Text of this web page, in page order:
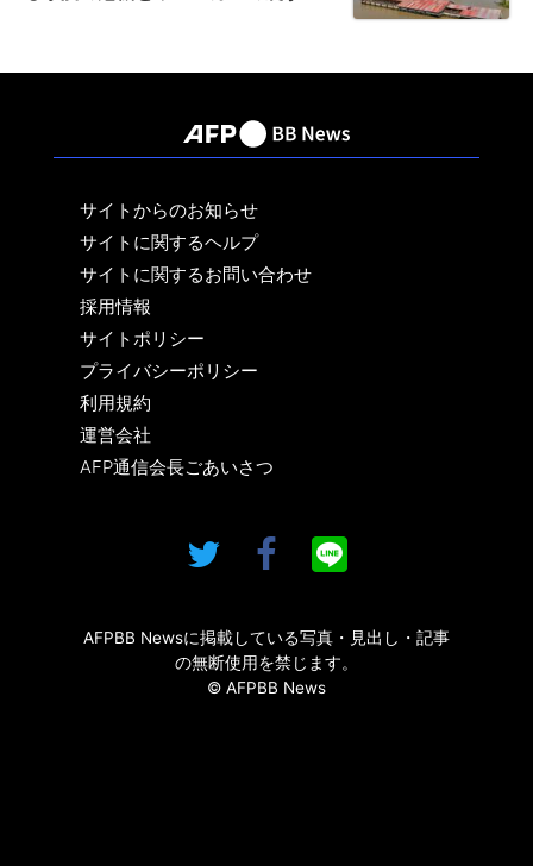
サイトからのお知らせ
サイトに関するヘルプ
サイトに関するお問い合わせ
採用情報
サイトポリシー
プライバシーポリシー
利用規約
運営会社
AFP通信会長ごあいさつ
AFPBB Newsに掲載している写真・見出し・記事
の無断使用を禁じます。
© AFPBB News